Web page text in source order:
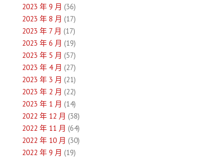
2023 年 9 月 (36)
2023 年 8 月 (17)
2023 年 7 月 (17)
2023 年 6 月 (19)
2023 年 5 月 (57)
2023 年 4 月 (27)
2023 年 3 月 (21)
2023 年 2 月 (22)
2023 年 1 月 (14)
2022 年 12 月 (38)
2022 年 11 月 (64)
2022 年 10 月 (30)
2022 年 9 月 (19)